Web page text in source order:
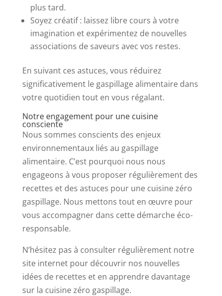
plus tard.
Soyez créatif : laissez libre cours à votre
imagination et expérimentez de nouvelles
associations de saveurs avec vos restes.
En suivant ces astuces, vous réduirez
significativement le gaspillage alimentaire dans
votre quotidien tout en vous régalant.
Notre engagement pour une cuisine
consciente
Nous sommes conscients des enjeux
environnementaux liés au gaspillage
alimentaire. C’est pourquoi nous nous
engageons à vous proposer régulièrement des
recettes et des astuces pour une cuisine zéro
gaspillage. Nous mettons tout en œuvre pour
vous accompagner dans cette démarche éco-
responsable.
N’hésitez pas à consulter régulièrement notre
site internet pour découvrir nos nouvelles
idées de recettes et en apprendre davantage
sur la cuisine zéro gaspillage.